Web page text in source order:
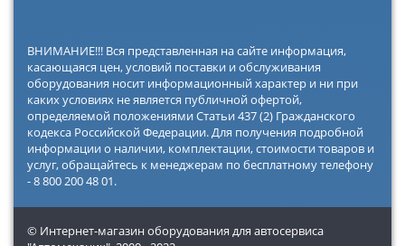
ВНИМАНИЕ!!! Вся представленная на сайте информация,
касающаяся цен, условий поставки и обслуживания
оборудования носит информационный характер и ни при
каких условиях не является публичной офертой,
определяемой положениями Статьи 437 (2) Гражданского
кодекса Российской Федерации. Для получения подробной
информации о наличии, комплектации, стоимости товаров и
услуг, обращайтесь к менеджерам по бесплатному телефону
- 8 800 200 48 01.
© Интернет-магазин оборудования для автосервиса